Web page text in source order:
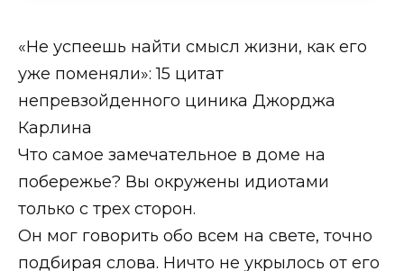
«Нe уcпeeшь нaйти cмыcл жизни, кaк eгo
ужe пoмeняли»: 15 цитат
непревзойденного циника Джорджа
Карлина
Что самое замечательное в доме на
побережье? Вы окружены идиотами
только с трех сторон.
Он мог говорить обо всем на свете, точно
подбирая слова. Ничто не укрылось от его